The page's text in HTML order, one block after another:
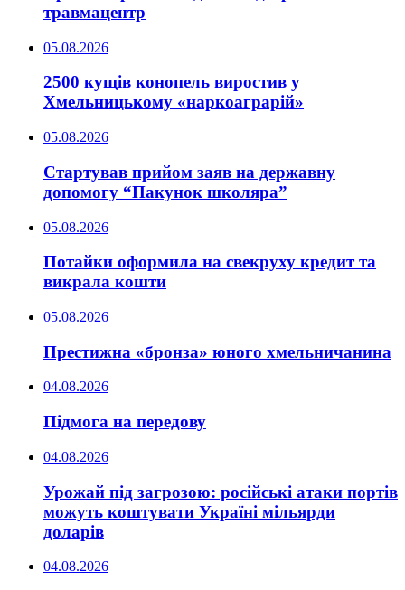
травмацентр
05.08.2026
2500 кущів конопель виростив у
Хмельницькому «наркоаграрій»
05.08.2026
Стартував прийом заяв на державну
допомогу “Пакунок школяра”
05.08.2026
Потайки оформила на свекруху кредит та
викрала кошти
05.08.2026
Престижна «бронза» юного хмельничанина
04.08.2026
Підмога на передову
04.08.2026
Урожай під загрозою: російські атаки портів
можуть коштувати Україні мільярди
доларів
04.08.2026